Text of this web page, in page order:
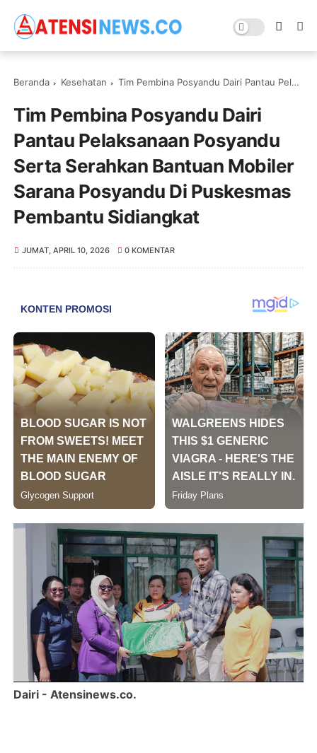
Beranda Kesehatan Tim Pembina Posyandu Dairi Pantau Pelaksanaan Posyandu Serta Serahkan Bantuan Mobiler Sarana Posyandu Di Puskesmas Pembantu Sidiangkat ‎
Tim Pembina Posyandu Dairi
Pantau Pelaksanaan Posyandu
Serta Serahkan Bantuan Mobiler
Sarana Posyandu Di Puskesmas
Pembantu Sidiangkat ‎
JUMAT, APRIL 10, 2026 0 KOMENTAR
Dairi - Atensinews.co.